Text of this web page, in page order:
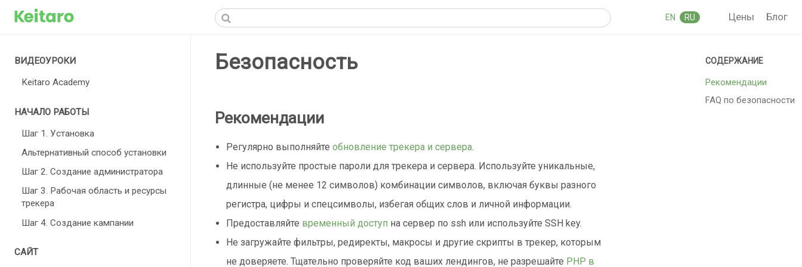
EN RU Цены Блог
ВИДЕОУРОКИ
Keitaro Academy
НАЧАЛО РАБОТЫ
Шаг 1. Установка
Альтернативный способ установки
Шаг 2. Создание администратора
Шаг 3. Рабочая область и ресурсы
трекера
Шаг 4. Создание кампании
САЙТ
Безопасность
Рекомендации
Регулярно выполняйтеобновление трекера и сервера.
Не используйте простые пароли для трекера и сервера. Используйте уникальные,
длинные (не менее 12 символов) комбинации символов, включая буквы разного
регистра, цифры и спецсимволы, избегая общих слов и личной информации.
Предоставляйте временный доступ на сервер по ssh или используйте SSH key.
Не загружайте фильтры, редиректы, макросы и другие скрипты в трекер, которым
не доверяете. Тщательно проверяйте код ваших лендингов, не разрешайте PHP в
Рекомендации
FAQ по безопасности